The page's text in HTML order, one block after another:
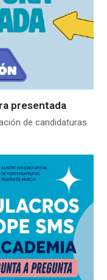
presentada
de candidaturas